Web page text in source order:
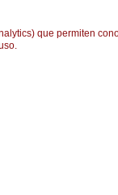
que permiten